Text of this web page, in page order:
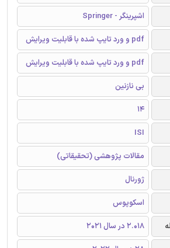
اشپرینگر - Springer
pdf و ورد تایپ شده با قابلیت ویرایش
pdf و ورد تایپ شده با قابلیت ویرایش
بی نازنین
14
ISI
مقالات پژوهشی (تحقیقاتی)
ژورنال
اسکوپوس
2.018 در سال 2021